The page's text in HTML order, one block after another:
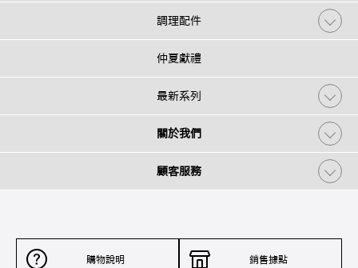
調理配件
仲夏獻禮
最新系列
關於我們
顧客服務
購物說明 銷售據點